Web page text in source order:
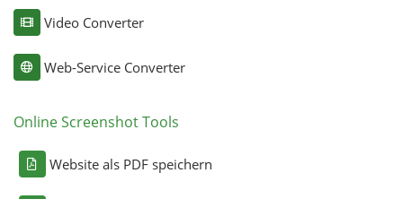
Video Converter
Web-Service Converter
Online Screenshot Tools
Website als PDF speichern